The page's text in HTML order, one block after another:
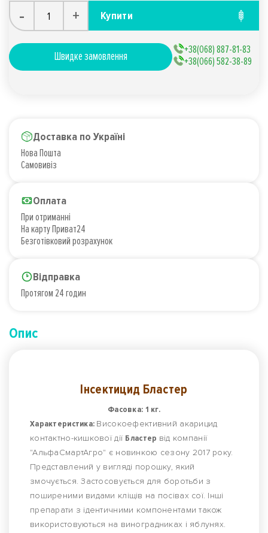
- + Купити
Швидке замовлення
+38(068) 887-81-83
+38(066) 582-38-89
Доставка по Україні
Нова Пошта
Самовивіз
Оплата
При отриманні
На карту Приват24
Безготівковий розрахунок
Відправка
Протягом 24 годин
Опис
Інсектицид Бластер
Фасовка: 1 кг.
Характеристика: Високоефективний акарицид
контактно-кишкової дії Бластер від компанії
"АльфаСмартАгро" є новинкою сезону 2017 року.
Представлений у вигляді порошку, який
змочується. Застосовується для боротьби з
поширеними видами кліщів на посівах сої. Інші
препарати з ідентичними компонентами також
використовуються на виноградниках і яблунях.